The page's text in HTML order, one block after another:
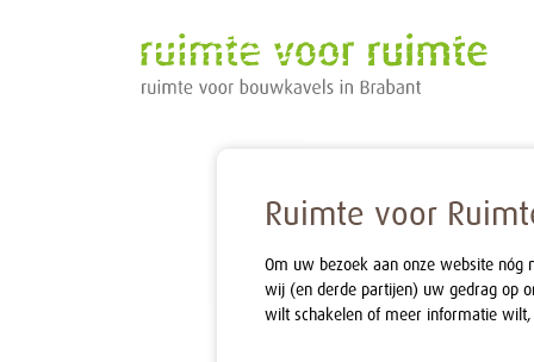
Ruimte voor
Om uw bezoek aan onze website
wij (en derde partijen) uw gedrag op
wilt schakelen of meer informatie